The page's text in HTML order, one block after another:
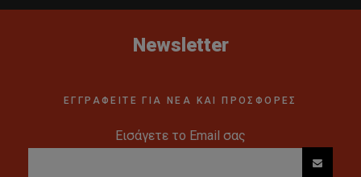
Newsletter
ΕΓΓΡΑΦΕΙΤΕ ΓΙΑ ΝΕΑ ΚΑΙ ΠΡΟΣΦΟΡΕΣ
Εισάγετε το Email σας